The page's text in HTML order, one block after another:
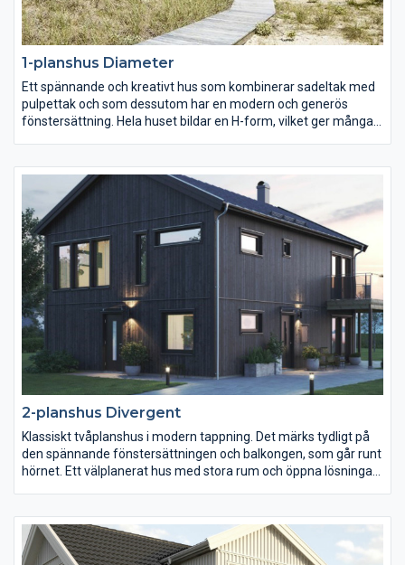
1-planshus Diameter
Ett spännande och kreativt hus som kombinerar sadeltak med
pulpettak och som dessutom har en modern och generös
fönstersättning. Hela huset bildar en H-form, vilket ger många
alla, där ingen behöver störa någon annan. Båda delarna
förenas av köket och matplatsen, som bildar husets hjärta.
Härifrån har man direktkontakt med såväl entré, som
vardagsrum och allrum, tack vare de stora öppningarna.
2-planshus Divergent
Klassiskt tvåplanshus i modern tappning. Det märks tydligt på
den spännande fönstersättningen och balkongen, som går runt
hörnet. Ett välplanerat hus med stora rum och öppna lösningar.
praktiska förvaringen precis innanför entrén. Övervåningens tre
sovrum är generösa och rymmer både fåtölj och skrivbord.
Divergent är ett gavelställt hus och passar särskilt bra på smala